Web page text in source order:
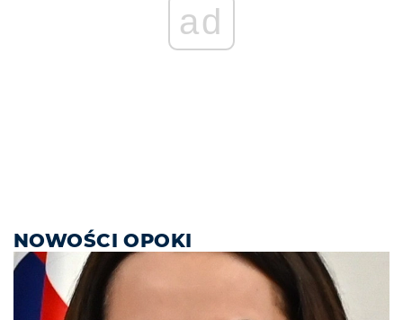
ad
NOWOŚCI OPOKI